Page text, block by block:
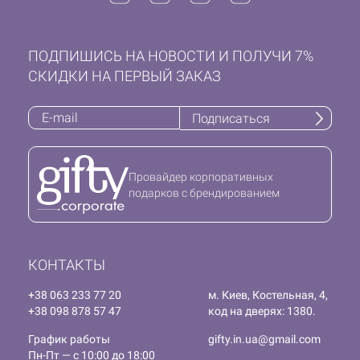
КОНТАКТЫ
+38 063 233 77 20
+38 098 878 57 47
м. Киев, Костельная, 4,
код на дверях: 1380.
График работы
Пн-Пт — с 10:00 до 18:00
gifty.in.ua@gmail.com
ПОДПИШИСЬ НА НОВОСТИ И ПОЛУЧИ 7%
СКИДКИ НА ПЕРВЫЙ ЗАКАЗ
Подписаться
Провайдер корпоративных
подарков с брендированием